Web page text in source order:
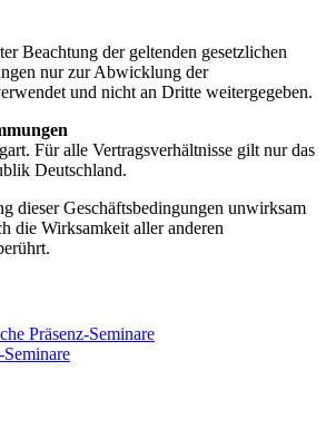
Beachtung der geltenden gesetzlichen
nur zur Abwicklung der
und nicht an Dritte weitergegeben.
Für alle Vertragsverhältnisse gilt nur das
Deutschland.
dieser Geschäftsbedingungen unwirksam
die Wirksamkeit aller anderen
Präsenz-Seminare